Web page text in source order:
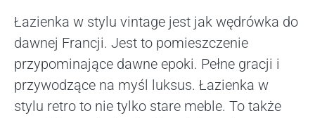
Łazienka w stylu vintage jest jak wędrówka do
dawnej Francji. Jest to pomieszczenie
przypominające dawne epoki. Pełne gracji i
przywodzące na myśl luksus. Łazienka w
stylu retro to nie tylko stare meble. To także